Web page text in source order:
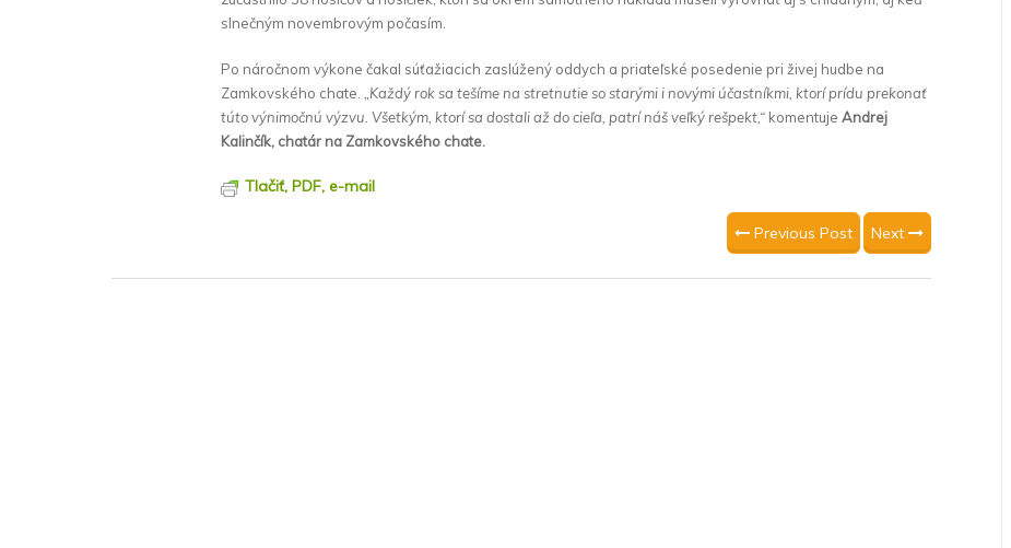
slnečným novembrovým počasím.
Po náročnom výkone čakal súťažiacich zaslúžený oddych a priateľské posedenie pri živej hudbe na
Zamkovského chate.
„Každý rok sa tešíme na stretnutie so starými i novými účastníkmi, ktorí prídu prekonať
túto výnimočnú výzvu. Všetkým, ktorí sa dostali až do cieľa, patrí náš veľký rešpekt,“ komentuje Andrej
Kalinčík, chatár na Zamkovského chate.
Tlačiť, PDF, e-mail
Previous Post Next